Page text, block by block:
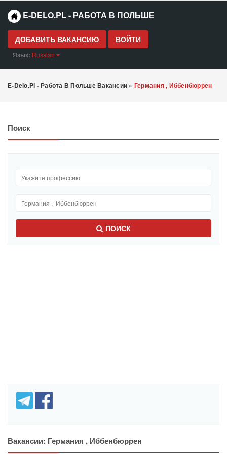
E-DELO.PL - РАБОТА В ПОЛЬШЕ
ДОБАВИТЬ ВАКАНСИЮ ВОЙТИ
Язык: Russian
E-Delo.pl - Работа В Польше Вакансии » Германия , Иббенбюррен
Поиск
ПОИСК
Вакансии: Германия , Иббенбюррен